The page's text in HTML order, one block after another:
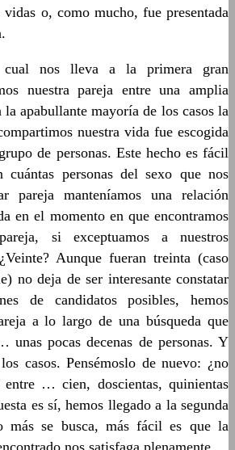
vidas o, como mucho, fue presentada
nos lleva a la primera gran
nuestra pareja entre una amplia
la apabullante mayoría de los casos la
nuestra vida fue escogida
de personas. Este hecho es fácil
cuántas personas del sexo que nos
pareja manteníamos una relación
en el momento en que encontramos
si exceptuamos a nuestros
Aunque fueran treinta (caso
no deja de ser interesante constatar
de candidatos posibles, hemos
a lo largo de una búsqueda que
pocas decenas de personas. Y
casos. Pensémoslo de nuevo: ¿no
entre … cien, doscientas, quinientas
es sí, hemos llegado a la segunda
más se busca, más fácil es que la
nos satisfaga plenamente.